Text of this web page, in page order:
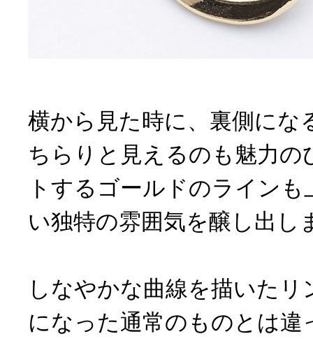
横から見た時に、裏側にな
ちらりと見えるのも魅力の
トするゴールドのライン
い独特の雰囲気を醸し出し
しなやかな曲線を描いたリ
になった通常のものとは違